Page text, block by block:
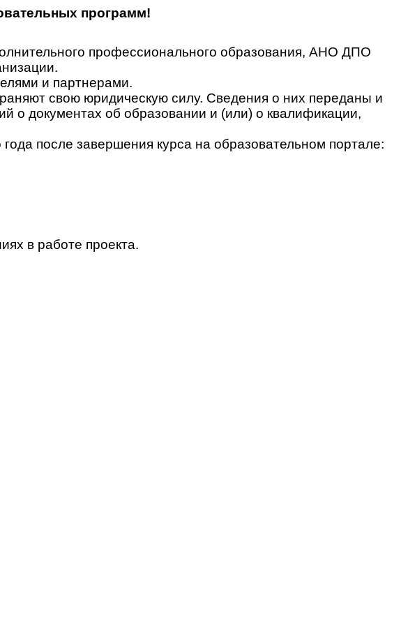
программ!
профессионального образования, АНО ДПО
и партнерами.
свою юридическую силу. Сведения о них переданы и
документах об образовании и (или) о квалификации,
после завершения курса на образовательном портале:
в работе проекта.